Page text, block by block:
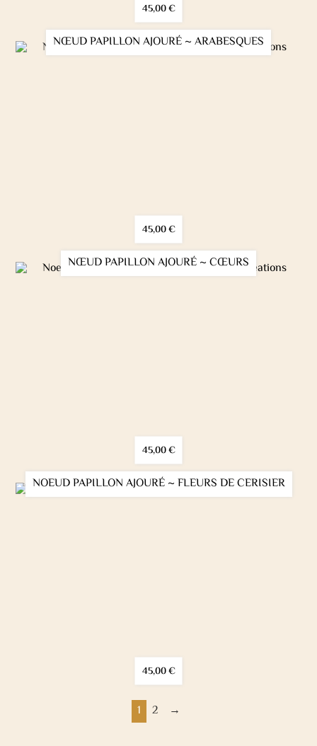
45,00€
NŒUD PAPILLON AJOURÉ ~ ARABESQUES
45,00€
NŒUD PAPILLON AJOURÉ ~ CŒURS
45,00€
NOEUD PAPILLON AJOURÉ ~ FLEURS DE CERISIER
45,00€
1 2 →